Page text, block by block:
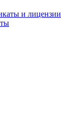
и лицензии